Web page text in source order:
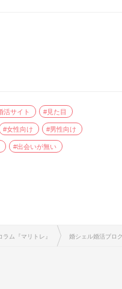
活サイト #見た目
#女性向け #男性向け
#出会いが無い
ラム『マリトレ』 婚シェル婚活ブロ